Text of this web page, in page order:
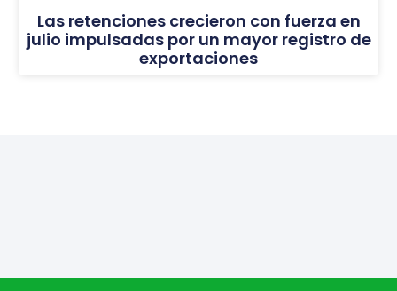
Las retenciones crecieron con fuerza en
julio impulsadas por un mayor registro de
exportaciones